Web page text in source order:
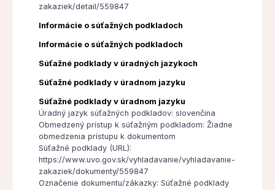
zakaziek/detail/559847
Informácie o súťažných podkladoch
Informácie o súťažných podkladoch
Súťažné podklady v úradných jazykoch
Súťažné podklady v úradnom jazyku
Súťažné podklady v úradnom jazyku
Úradný jazyk súťažných podkladov: slovenčina
Obmedzený prístup k súťažným podkladom: Žiadne
obmedzenia prístupu k dokumentom
Súťažné podklady (URL):
https://www.uvo.gov.sk/vyhladavanie/vyhladavanie-
zakaziek/dokumenty/559847
Označenie dokumentu/zákazky: Súťažné podklady